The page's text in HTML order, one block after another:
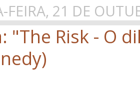
FEIRA, 21 DE
"The Risk - O